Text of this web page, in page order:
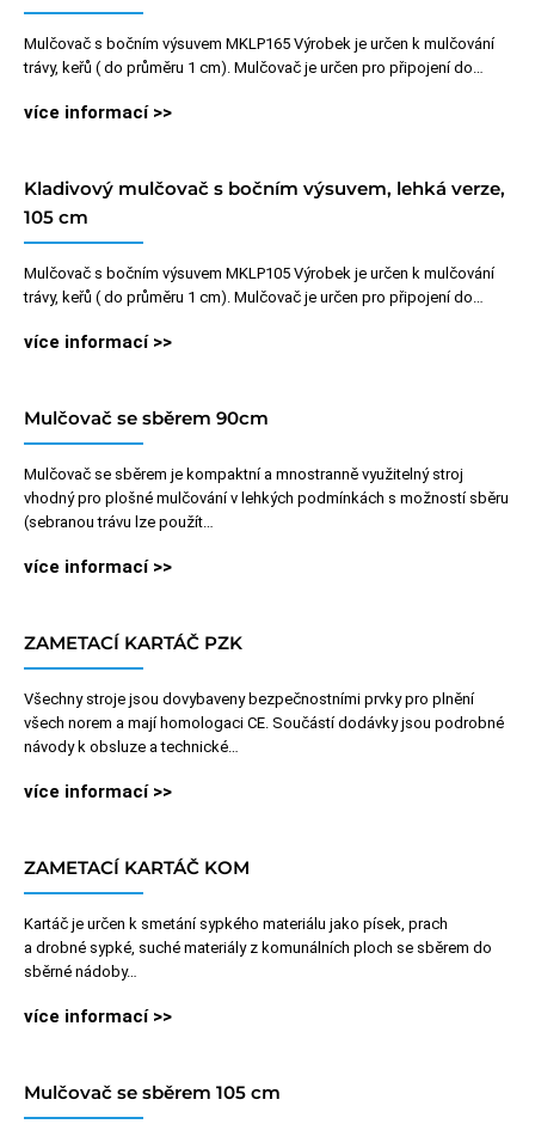
Mulčovač s bočním výsuvem MKLP165 Výrobek je určen k mulčování
trávy, keřů ( do průměru 1 cm). Mulčovač je určen pro připojení do…
více informací >>
Kladivový mulčovač s bočním výsuvem, lehká verze,
105 cm
Mulčovač s bočním výsuvem MKLP105 Výrobek je určen k mulčování
trávy, keřů ( do průměru 1 cm). Mulčovač je určen pro připojení do…
více informací >>
Mulčovač se sběrem 90cm
Mulčovač se sběrem je kompaktní a mnostranně využitelný stroj
vhodný pro plošné mulčování v lehkých podmínkách s možností sběru
(sebranou trávu lze použít…
více informací >>
ZAMETACÍ KARTÁČ PZK
Všechny stroje jsou dovybaveny bezpečnostními prvky pro plnění
všech norem a mají homologaci CE. Součástí dodávky jsou podrobné
návody k obsluze a technické…
více informací >>
ZAMETACÍ KARTÁČ KOM
Kartáč je určen k smetání sypkého materiálu jako písek, prach
a drobné sypké, suché materiály z komunálních ploch se sběrem do
sběrné nádoby…
více informací >>
Mulčovač se sběrem 105 cm